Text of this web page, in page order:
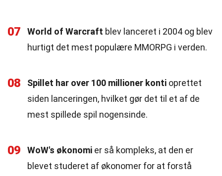
07 World of Warcraft blev lanceret i 2004 og blev
hurtigt det mest populære MMORPG i verden.
08 Spillet har over 100 millioner konti oprettet
siden lanceringen, hvilket gør det til et af de
mest spillede spil nogensinde.
09 WoW's økonomi er så kompleks, at den er
blevet studeret af økonomer for at forstå